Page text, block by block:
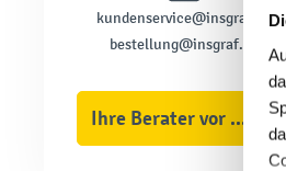
kundenservice@insgraf.de
bestellung@insgraf.de
Ihre Berater vor Ort